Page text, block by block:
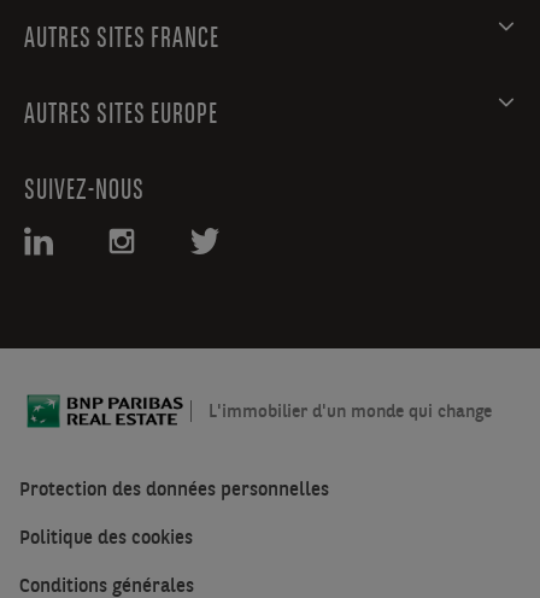
AUTRES SITES FRANCE
AUTRES SITES EUROPE
SUIVEZ-NOUS
L'immobilier d'un monde qui change
Protection des données personnelles
Politique des cookies
Conditions générales